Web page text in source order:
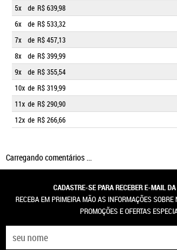
5x
de R$ 639,98
6x
de R$ 533,32
7x
de R$ 457,13
8x
de R$ 399,99
9x
de R$ 355,54
10x de R$ 319,99
11x de R$ 290,90
12x de R$ 266,66
Carregando comentários ...
CADASTRE-SE PARA RECEBER E-MAIL
RECEBA EM PRIMEIRA MÃO AS INFORMAÇÕES
PROMOÇÕES E OFERTAS